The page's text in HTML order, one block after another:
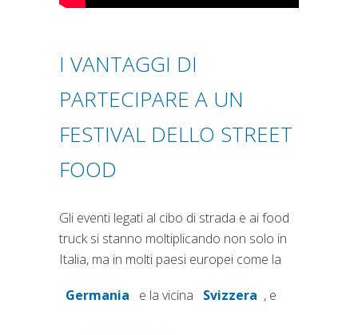
I VANTAGGI DI
PARTECIPARE A UN
FESTIVAL DELLO STREET
FOOD
Gli eventi legati al cibo di strada e ai food
truck si stanno moltiplicando non solo in
Italia, ma in molti paesi europei come la
Germania
(si apre in una nuova scheda)
e la vicina Svizzera
(si apre in una
, e